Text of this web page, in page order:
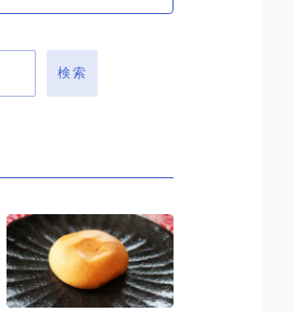
検索